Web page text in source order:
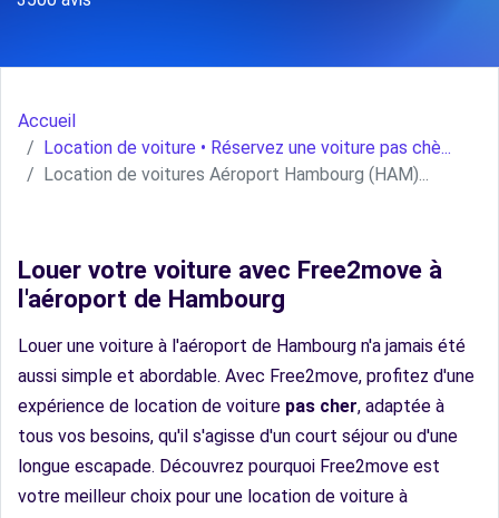
Accueil
Location de voiture • Réservez une voiture pas chè...
Location de voitures Aéroport Hambourg (HAM)...
Louer votre voiture avec Free2move à
l'aéroport de Hambourg
Louer une voiture à l'aéroport de Hambourg n'a jamais été
aussi simple et abordable. Avec Free2move, profitez d'une
expérience de location de voiture pas cher, adaptée à
tous vos besoins, qu'il s'agisse d'un court séjour ou d'une
longue escapade. Découvrez pourquoi Free2move est
votre meilleur choix pour une location de voiture à